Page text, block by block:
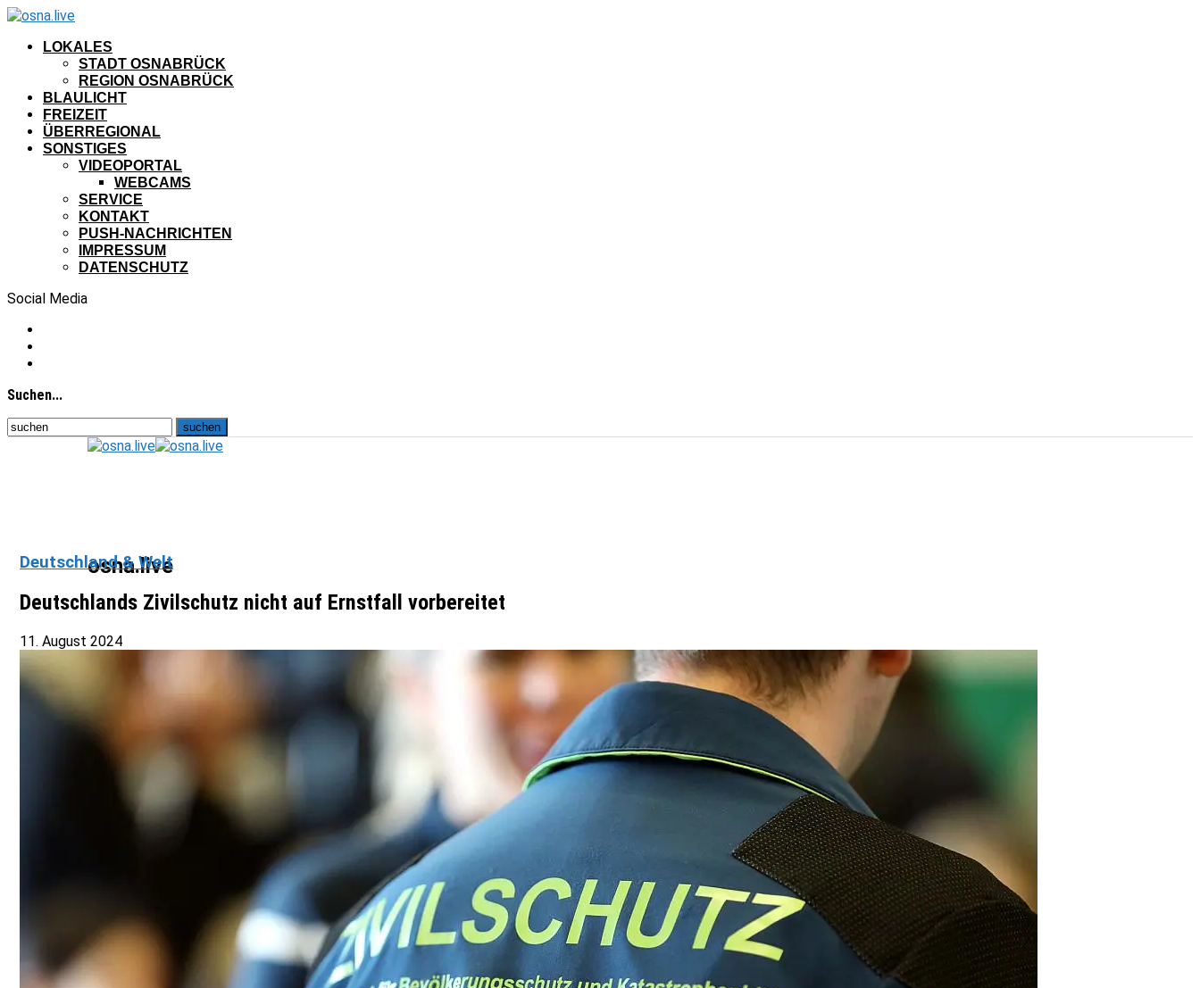
LOKALES
STADT OSNABRÜCK
REGION OSNABRÜCK
BLAULICHT
FREIZEIT
ÜBERREGIONAL
SONSTIGES
VIDEOPORTAL
WEBCAMS
SERVICE
KONTAKT
PUSH-NACHRICHTEN
IMPRESSUM
DATENSCHUTZ
Social Media
Suchen...
osna.live
Deutschland & Welt
Deutschlands Zivilschutz nicht auf Ernstfall vorbereitet
11. August 2024